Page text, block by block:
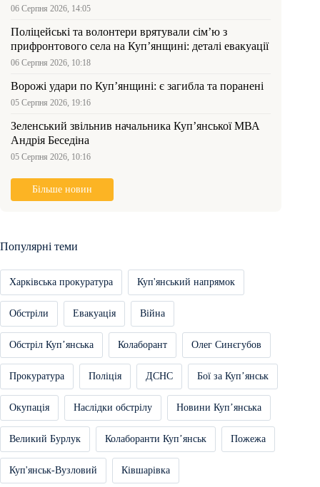
06 Серпня 2026, 14:05
Поліцейські та волонтери врятували сім’ю з
прифронтового села на Куп’янщині: деталі евакуації
06 Серпня 2026, 10:18
Ворожі удари по Куп’янщині: є загибла та поранені
05 Серпня 2026, 19:16
Зеленський звільнив начальника Купʼянської МВА
Андрія Беседіна
05 Серпня 2026, 10:16
Більше новин
Популярні теми
Харківська прокуратура Куп'янський напрямок
Обстріли Евакуація Війна
Обстріл Купʼянська Колаборант Олег Синєгубов
Прокуратура Поліція ДСНС Бої за Купʼянськ
Окупація Наслідки обстрілу Новини Купʼянська
Великий Бурлук Колаборанти Купʼянськ Пожежа
Куп'янськ-Вузловий Ківшарівка